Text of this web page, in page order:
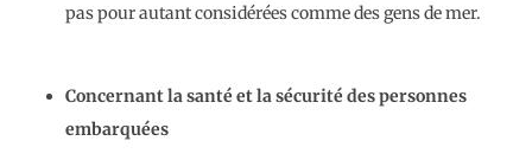
pas pour autant considérées comme des gens de mer.
Concernant la santé et la sécurité des personnes
embarquées